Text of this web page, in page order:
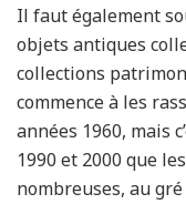
Il faut également
objets antiques
collections
commence à les
années 1960, mais
1990 et 2000 que
nombreuses, au gré